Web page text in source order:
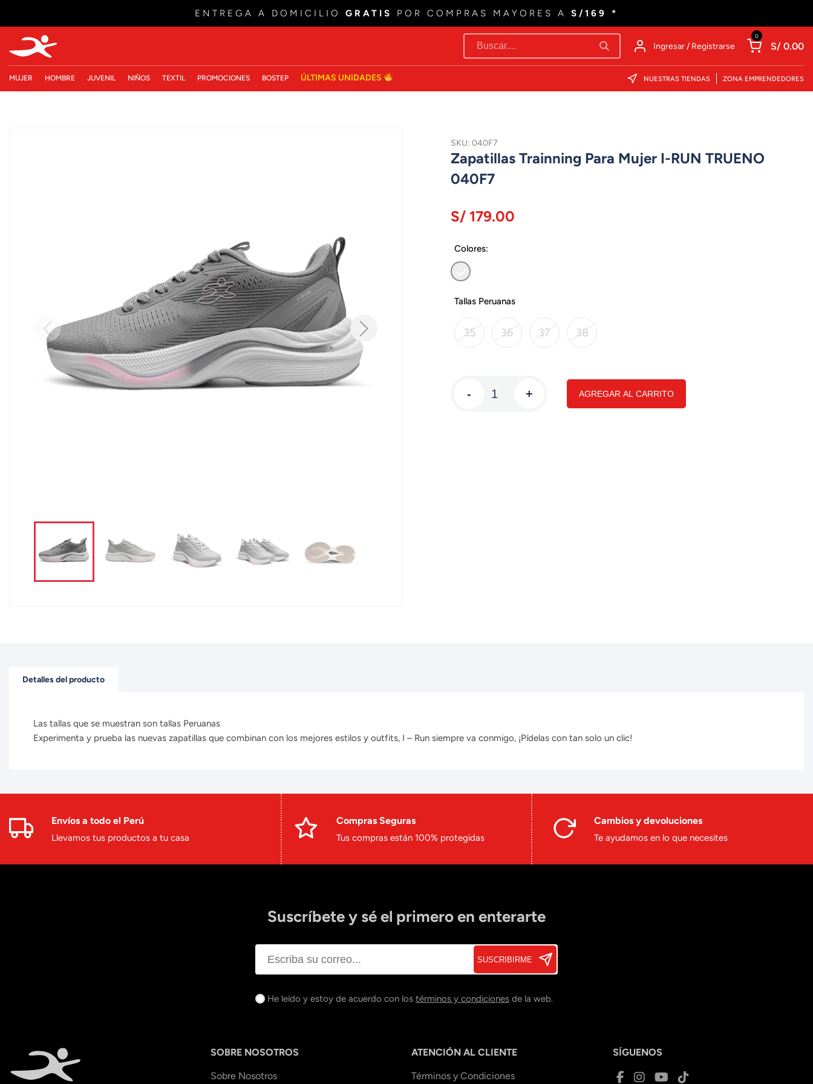
ENTREGA A DOMICILIO GRATIS POR COMPRAS MAYORES A S/169 *
Ingresar / Registrarse
0
S/ 0.00
MUJER HOMBRE JUVENIL NIÑOS TEXTIL PROMOCIONES BOSTEP ÚLTIMAS UNIDADES NUESTRAS TIENDAS ZONA EMPRENDEDORES
SKU: 040F7
Zapatillas Trainning Para Mujer I-RUN TRUENO
040F7
S/ 179.00
Colores:
Tallas Peruanas
35 36 37 38
- + AGREGAR AL CARRITO
Detalles del producto
Las tallas que se muestran son tallas Peruanas
Experimenta y prueba las nuevas zapatillas que combinan con los mejores estilos y outfits, I – Run siempre va conmigo, ¡Pídelas con tan solo un clic!
Envíos a todo el Perú
Llevamos tus productos a tu casa
Compras Seguras
Tus compras están 100% protegidas
Cambios y devoluciones
Te ayudamos en lo que necesites
Suscríbete y sé el primero en enterarte
SUSCRIBIRME
He leído y estoy de acuerdo con los términos y condiciones de la web.
SOBRE NOSOTROS
Sobre Nosotros
ATENCIÓN AL CLIENTE
Términos y Condiciones
SÍGUENOS